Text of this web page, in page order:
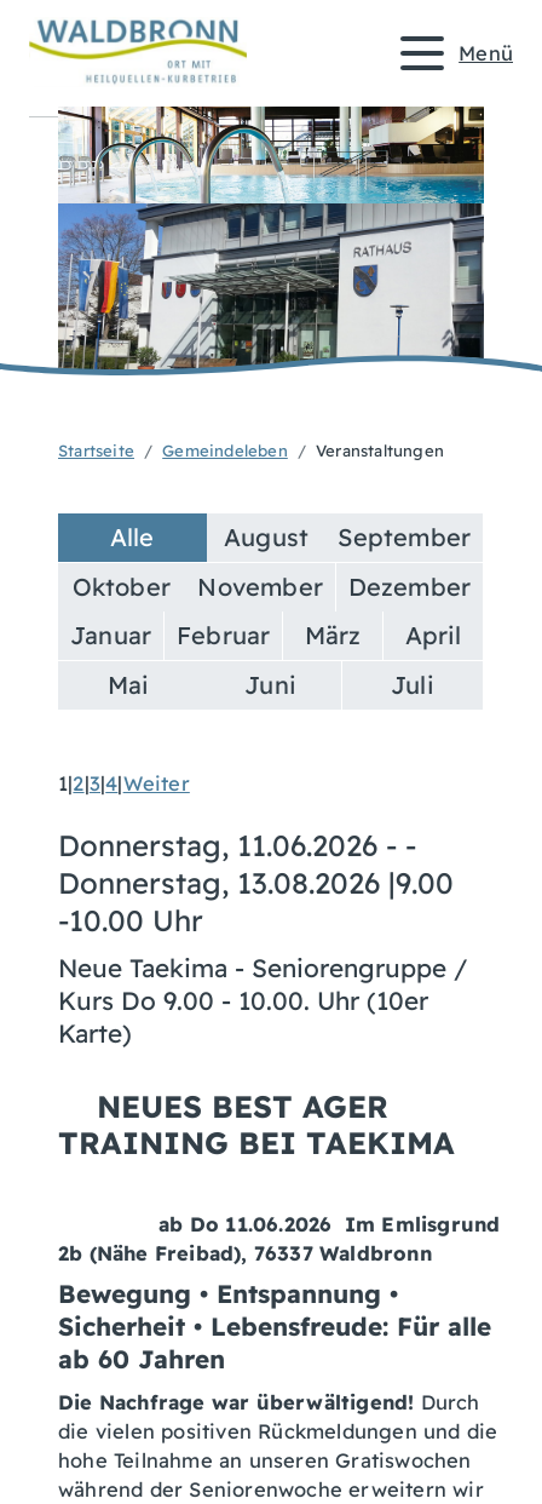
Menü
Startseite Gemeindeleben Veranstaltungen
Alle August
September
Oktober
November
Dezember
Januar
Februar März
April
Mai
Juni Juli
1|2|3|4|Weiter
Donnerstag, 11.06.2026 - -
Donnerstag, 13.08.2026 |9.00
-10.00 Uhr
Neue Taekima - Seniorengruppe /
Kurs Do 9.00 - 10.00. Uhr (10er
Karte)
NEUES BEST AGER
TRAINING BEI TAEKIMA
ab Do 11.06.2026 Im Emlisgrund
2b (Nähe Freibad), 76337 Waldbronn
Bewegung • Entspannung •
Sicherheit • Lebensfreude: Für alle
ab 60 Jahren
Die Nachfrage war überwältigend! Durch
die vielen positiven Rückmeldungen und die
hohe Teilnahme an unseren Gratiswochen
während der Seniorenwoche erweitern wir